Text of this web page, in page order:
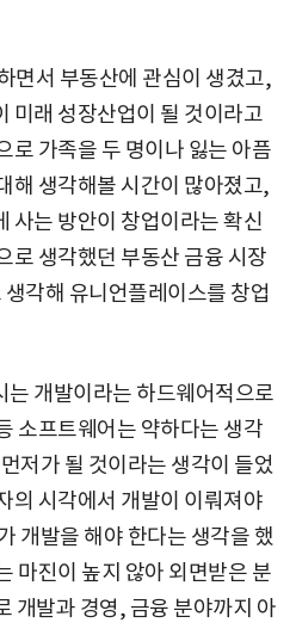
면서 부동산에 관심이 생겼고,
미래 성장산업이 될 것이라고
로 가족을 두 명이나 잃는 아픔
해 생각해볼 시간이 많아졌고,
사는 방안이 창업이라는 확신
로 생각했던 부동산 금융 시장
각해 유니언플레이스를 창업
는 개발이라는 하드웨어적으로
소프트웨어는 약하다는 생각
저가 될 것이라는 생각이 들었
의 시각에서 개발이 이뤄져야
개발을 해야 한다는 생각을 했
마진이 높지 않아 외면받은 분
개발과 경영, 금융 분야까지 아